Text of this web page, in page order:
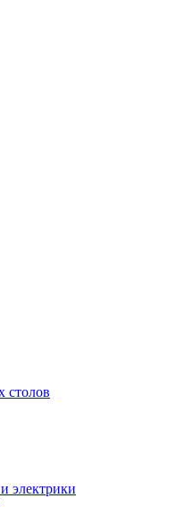
столов
электрики